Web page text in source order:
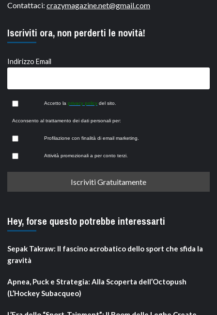
Contattaci: crazymagazine.net@gmail.com
Iscriviti ora, non perderti le novità!
Indirizzo Email
Accetto la privacy policy del sito.
Acconsento al trattamento dei dati personali per:
Profilazione con finalità di email marketing.
Attività promozionali a per conto terzi.
Hey, forse questo potrebbe interessarti
Sepak Takraw: Il fascino acrobatico dello sport che sfida la
gravità
Apnea, Puck e Strategia: Alla Scoperta dell’Octopush
(L’Hockey Subacqueo)